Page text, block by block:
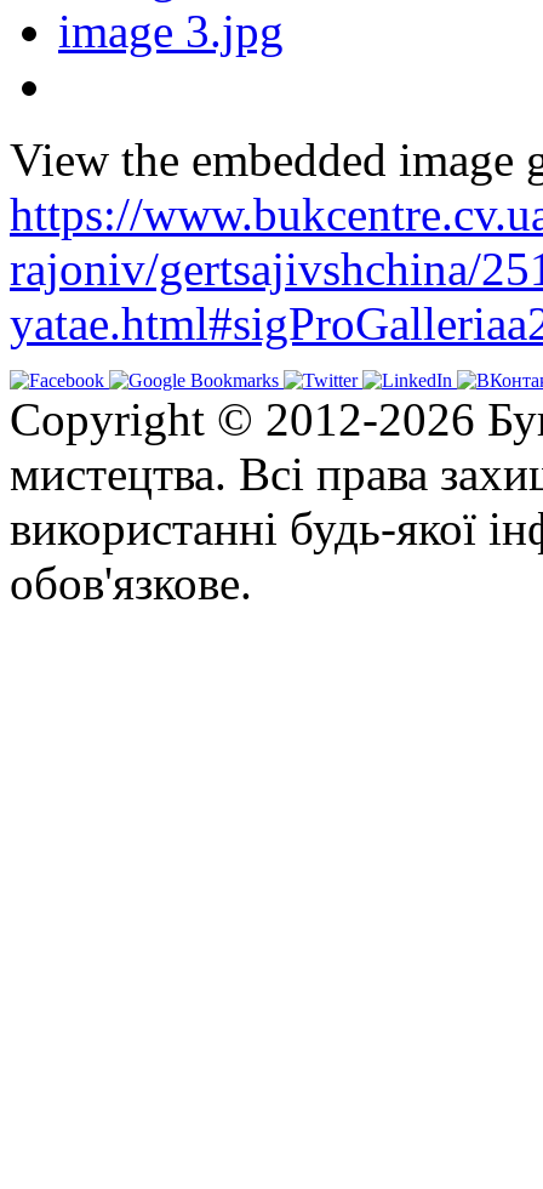
View the embedded image
https://
rajoniv/gertsajivshchina/
Copyright © 2012-2026
мистецтва. Всі права
використанні будь-якої
обов'язкове.